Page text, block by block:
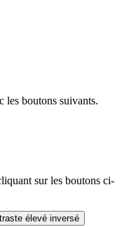
les boutons suivants.
sur les boutons ci-
élevé inversé